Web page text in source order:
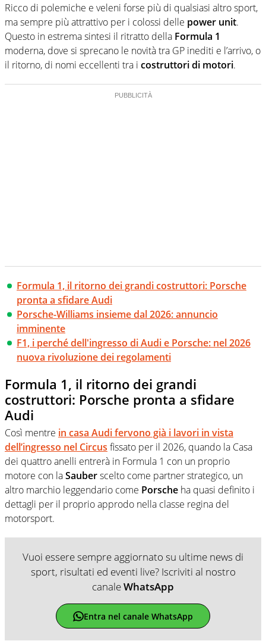
Ricco di polemiche e veleni forse più di qualsiasi altro sport,
ma sempre più attrattivo per i colossi delle power unit.
Questo in estrema sintesi il ritratto della Formula 1
moderna, dove si sprecano le novità tra GP inediti e l’arrivo, o
il ritorno, di nomi eccellenti tra i costruttori di motori.
Formula 1, il ritorno dei grandi costruttori: Porsche
pronta a sfidare Audi
Porsche-Williams insieme dal 2026: annuncio
imminente
F1, i perché dell'ingresso di Audi e Porsche: nel 2026
nuova rivoluzione dei regolamenti
Formula 1, il ritorno dei grandi
costruttori: Porsche pronta a sfidare
Audi
Così mentre in casa Audi fervono già i lavori in vista
dell’ingresso nel Circus fissato per il 2026, quando la Casa
dei quattro anelli entrerà in Formula 1 con un proprio
motore con laSauberscelto come partner strategico, un
altro marchio leggendario come Porsche ha quasi definito i
dettagli per il proprio approdo nella classe regina del
motorsport.
Vuoi essere sempre aggiornato su ultime news di
sport, risultati ed eventi live? Iscriviti al nostro
canaleWhatsApp
Entra nel canale WhatsApp